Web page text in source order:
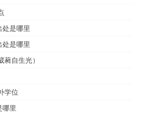
处是哪里
处是哪里
自生光）
学位
哪里